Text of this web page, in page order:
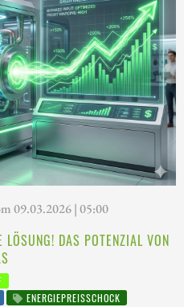
09.03.2026 | 05:00
DAS POTENZIAL VON
ENERGIEPREISSCHOCK